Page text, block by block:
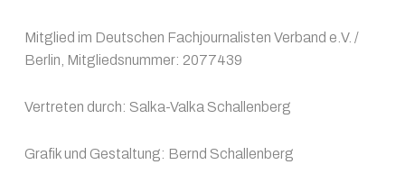
Mitglied im Deutschen Fachjournalisten Verband e.V. /
Berlin, Mitgliedsnummer: 2077439
Vertreten durch: Salka-Valka Schallenberg
Grafik und Gestaltung: Bernd Schallenberg